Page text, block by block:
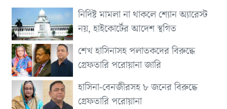
নির্দিষ্ট মামলা না থাকলে শ্যোন অ্যারেস্ট
নয়, হাইকোর্টের আদেশ স্থগিত
শেখ হাসিনাসহ পলাতকদের বিরুদ্ধে
গ্রেফতারি পরোয়ানা জারি
হাসিনা-বেনজীরসহ ৮ জনের বিরুদ্ধে
গ্রেফতারি পরোয়ানা